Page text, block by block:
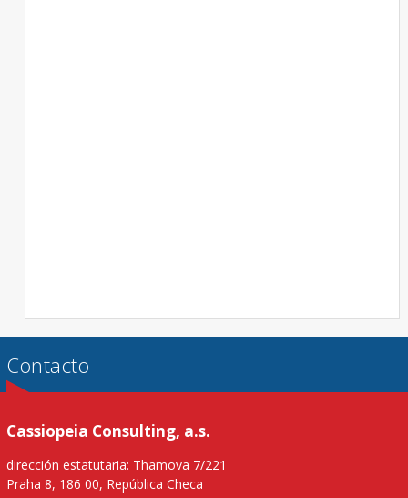
Contacto
Cassiopeia Consulting, a.s.
dirección estatutaria: Thamova 7/221
Praha 8, 186 00, República Checa